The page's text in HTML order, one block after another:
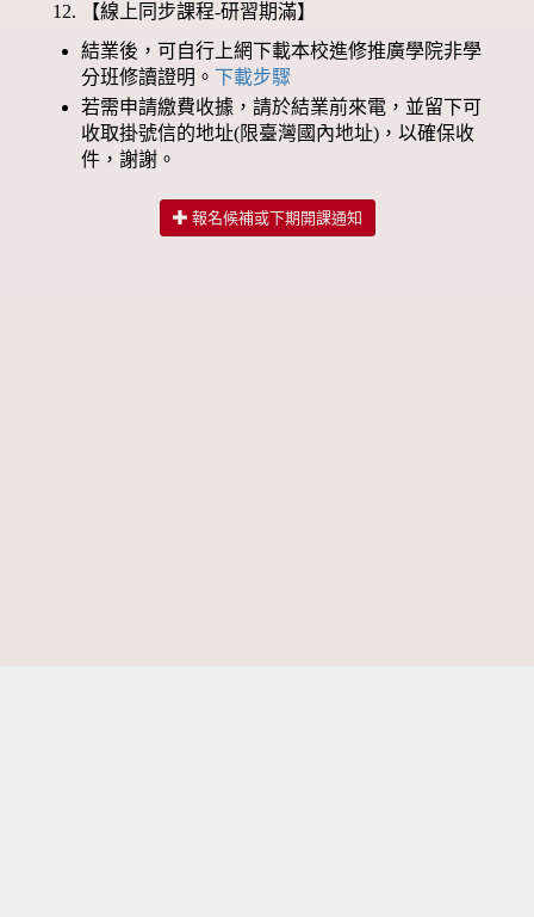
【線上同步課程-研習期滿】
結業後，可自行上網下載本校進修推廣學院非學
分班修讀證明。 下載步驟
若需申請繳費收據，請於結業前來電，並留下可
收取掛號信的地址(限臺灣國內地址)，以確保收
件，謝謝。
報名候補或下期開課通知